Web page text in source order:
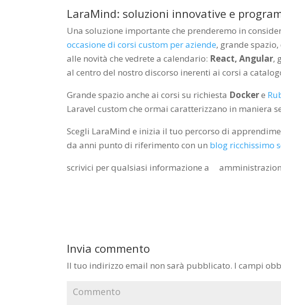
LaraMind: soluzioni innovative e
Una soluzione importante che prenderemo in
occasione di corsi custom per aziende, grande
alle novità che vedrete a calendario: React, Angular,
al centro del nostro discorso inerenti ai corsi a
Grande spazio anche ai corsi su richiesta Dockere
Laravel custom che ormai caratterizzano in maniera
Scegli LaraMind e inizia il tuo percorso di
da anni punto di riferimento con un blog ricchissimo
scrivici per qualsiasi informazione a
Invia commento
Il tuo indirizzo email non sarà pubblicato. I campi